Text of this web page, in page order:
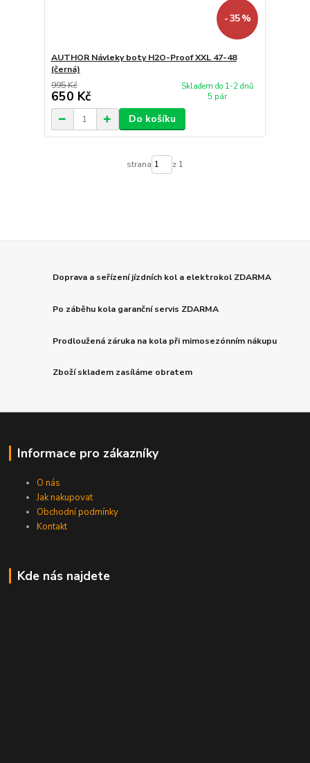
- 35 %
AUTHOR Návleky boty H2O-Proof XXL 47-48
(černá)
995 Kč
650 Kč
Skladem do 1-2 dnů
5 pár
Do košíku
strana z 1
Doprava a seřízení jízdních kol a elektrokol ZDARMA
Po záběhu kola garanční servis ZDARMA
Prodloužená záruka na kola při mimosezónním nákupu
Zboží skladem zasíláme obratem
Informace pro zákazníky
O nás
Jak nakupovat
Obchodní podmínky
Kontakt
Kde nás najdete